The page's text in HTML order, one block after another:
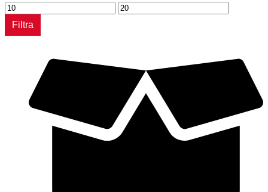
Prezzo
Min
Prezzo
Max
Filtra